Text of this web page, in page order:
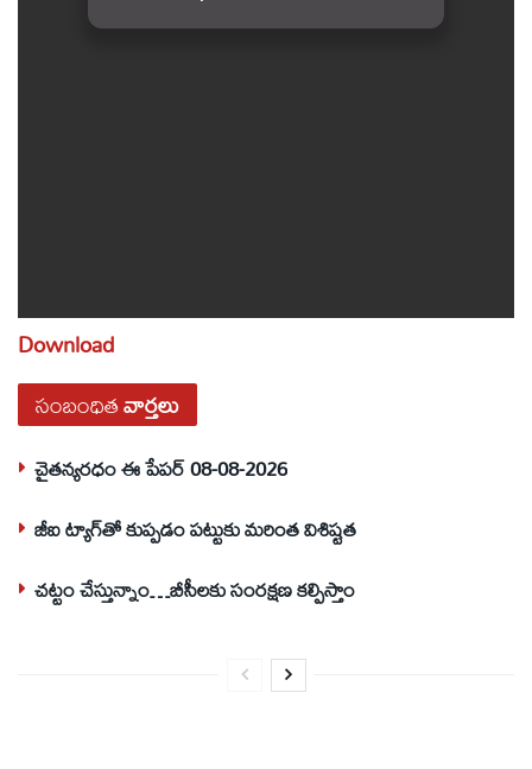
Download
సంబంధితవార్తలు
చైతన్యరధం ఈ పేపర్ 08-08-2026
జీఐ ట్యాగ్‌తో కుప్పడం పట్టుకు మరింత విశిష్టత
చట్టం చేస్తున్నాం…బీసీలకు సంరక్షణ కల్పిస్తాం